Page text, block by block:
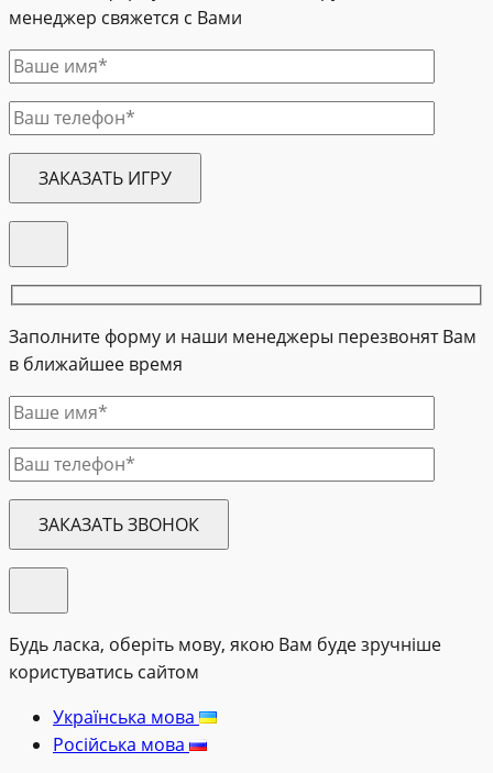
менеджер свяжется с Вами
Заполните форму и наши менеджеры перезвонят Вам
в ближайшее время
Будь ласка, оберіть мову, якою Вам буде зручніше
користуватись сайтом
Українська мова
Російська мова